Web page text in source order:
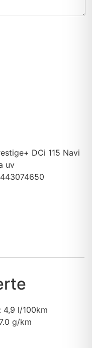
DCi 115 Navi
uv
4,9 l/100km
g/km